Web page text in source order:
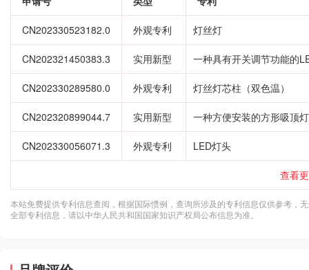
CN202330523182.0 外观专利 灯丝灯
CN202321450383.3 实用新型 一种具有开关调节功能的
CN202330289580.0 外观专利 灯丝灯芯柱（双色温）
CN202320899044.7 实用新型 一种方便安装的方形吸顶灯
CN202330056071.3 外观专利 LED灯头
查看
本站免费提供专利信息查阅，根据国际惯例，查询所涉及的专利信息仅供参考，
全部专利信息，请以中华人民共和国国家知识产权局公布信息为准。